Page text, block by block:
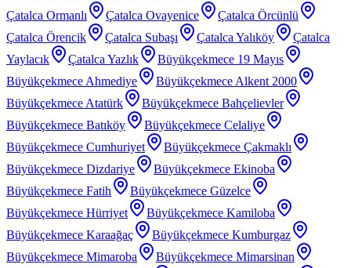
Çatalca Ormanlı
Çatalca Ovayenice
Çatalca Örcünlü
Çatalca Örencik
Çatalca Subaşı Çatalca Yalıköy
Çatalca
Yaylacık
Çatalca Yazlık
Büyükçekmece 19 Mayıs
Büyükçekmece Ahmediye
Büyükçekmece Alkent 2000
Büyükçekmece Atatürk
Büyükçekmece Bahçelievler
Büyükçekmece Batıköy
Büyükçekmece Celaliye
Büyükçekmece Cumhuriyet
Büyükçekmece Çakmaklı
Büyükçekmece Dizdariye
Büyükçekmece Ekinoba
Büyükçekmece Fatih
Büyükçekmece Güzelce
Büyükçekmece Hürriyet
Büyükçekmece Kamiloba
Büyükçekmece Karaağaç
Büyükçekmece Kumburgaz
Büyükçekmece Mimaroba
Büyükçekmece Mimarsinan